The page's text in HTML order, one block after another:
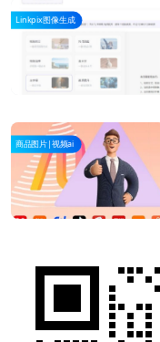
Linkpix图像生成
商品图片|视频ai